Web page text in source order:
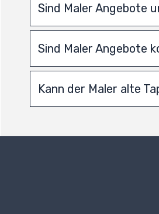
Sind Maler Angebote
Sind Maler Angebote
Kann der Maler alte